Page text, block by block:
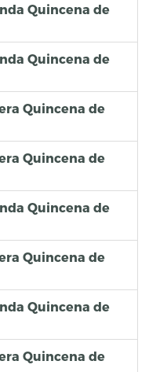
Quincena de
Quincena de
Quincena de
Quincena de
Quincena de
Quincena de
Quincena de
Quincena de